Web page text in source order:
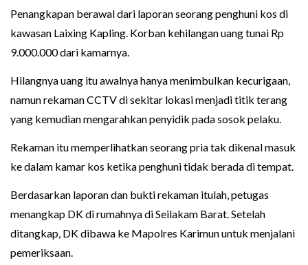
Penangkapan berawal dari laporan seorang penghuni kos di
kawasan Laixing Kapling. Korban kehilangan uang tunai Rp
9.000.000 dari kamarnya.
Hilangnya uang itu awalnya hanya menimbulkan kecurigaan,
namun rekaman CCTV di sekitar lokasi menjadi titik terang
yang kemudian mengarahkan penyidik pada sosok pelaku.
Rekaman itu memperlihatkan seorang pria tak dikenal masuk
ke dalam kamar kos ketika penghuni tidak berada di tempat.
Berdasarkan laporan dan bukti rekaman itulah, petugas
menangkap DK di rumahnya di Seilakam Barat. Setelah
ditangkap, DK dibawa ke Mapolres Karimun untuk menjalani
pemeriksaan.